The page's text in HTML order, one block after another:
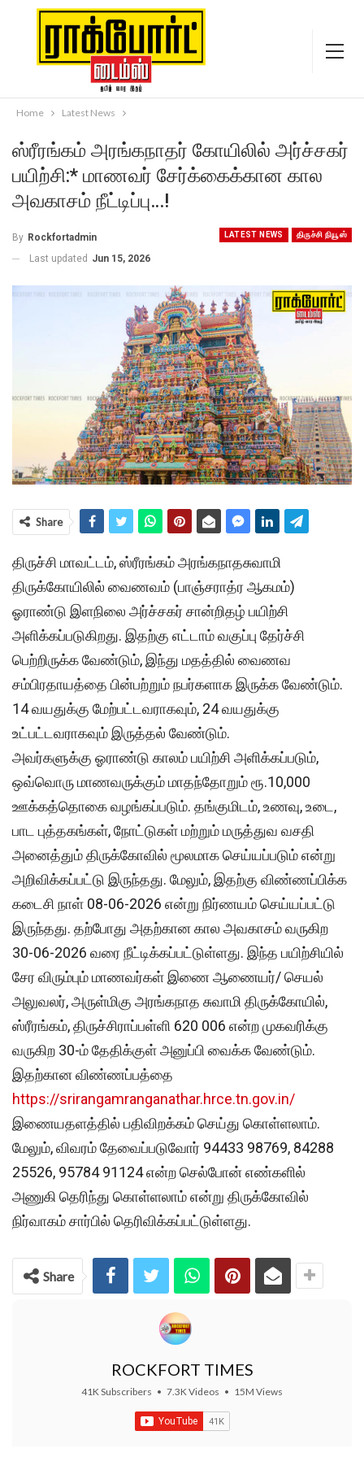
Home Latest News
ஸ்ரீரங்கம் அரங்கநாதர் கோயிலில் அர்ச்சகர்
பயிற்சி:* மாணவர் சேர்க்கைக்கான கால
அவகாசம் நீட்டிப்பு…!
LATEST NEWS திருச்சி நியூஸ்
By Rockfortadmin
Last updated Jun 15, 2026
Share
திருச்சி மாவட்டம், ஸ்ரீரங்கம் அரங்கநாதசுவாமி
திருக்கோயிலில் வைணவம் (பாஞ்சராத்ர ஆகமம்)
ஓராண்டு இளநிலை அர்ச்சகர் சான்றிதழ் பயிற்சி
அளிக்கப்படுகிறது. இதற்கு எட்டாம் வகுப்பு தேர்ச்சி
பெற்றிருக்க வேண்டும், இந்து மதத்தில் வைணவ
சம்பிரதாயத்தை பின்பற்றும் நபர்களாக இருக்க வேண்டும்.
14 வயதுக்கு மேற்பட்டவராகவும், 24 வயதுக்கு
உட்பட்டவராகவும் இருத்தல் வேண்டும்.
அவர்களுக்கு ஓராண்டு காலம் பயிற்சி அளிக்கப்படும்,
ஒவ்வொரு மாணவருக்கும் மாதந்தோறும் ரூ.10,000
ஊக்கத்தொகை வழங்கப்படும். தங்குமிடம், உணவு, உடை,
பாட புத்தகங்கள், நோட்டுகள் மற்றும் மருத்துவ வசதி
அனைத்தும் திருக்கோவில் மூலமாக செய்யப்படும் என்று
அறிவிக்கப்பட்டு இருந்தது. மேலும், இதற்கு விண்ணப்பிக்க
கடைசி நாள் 08-06-2026 என்று நிர்ணயம் செய்யப்பட்டு
இருந்தது. தற்போது அதற்கான கால அவகாசம் வருகிற
30-06-2026 வரை நீட்டிக்கப்பட்டுள்ளது. இந்த பயிற்சியில்
சேர விரும்பும் மாணவர்கள் இணை ஆணையர்/ செயல்
அலுவலர், அருள்மிகு அரங்கநாத சுவாமி திருக்கோயில்,
ஸ்ரீரங்கம், திருச்சிராப்பள்ளி 620 006 என்ற முகவரிக்கு
வருகிற 30-ம் தேதிக்குள் அனுப்பி வைக்க வேண்டும்.
இதற்கான விண்ணப்பத்தை
https://srirangamranganathar.hrce.tn.gov.in/
இணையதளத்தில் பதிவிறக்கம் செய்து கொள்ளலாம்.
மேலும், விவரம் தேவைப்படுவோர் 94433 98769, 84288
25526, 95784 91124 என்ற செல்போன் எண்களில்
அணுகி தெரிந்து கொள்ளலாம் என்று திருக்கோவில்
நிர்வாகம்சார்பில் தெரிவிக்கப்பட்டுள்ளது.
Share
ROCKFORT TIMES
41K Subscribers • 7.3K Videos • 15M Views